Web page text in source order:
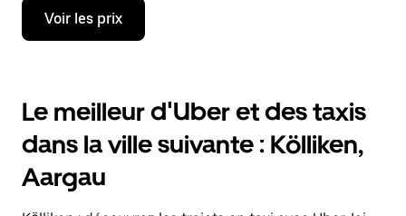
Appuyez
la
bas
pour
ouvrir
le
calendrier
et
Voir les prix
Le meilleur d'Uber et des taxis
dans la ville suivante : Kölliken,
Aargau